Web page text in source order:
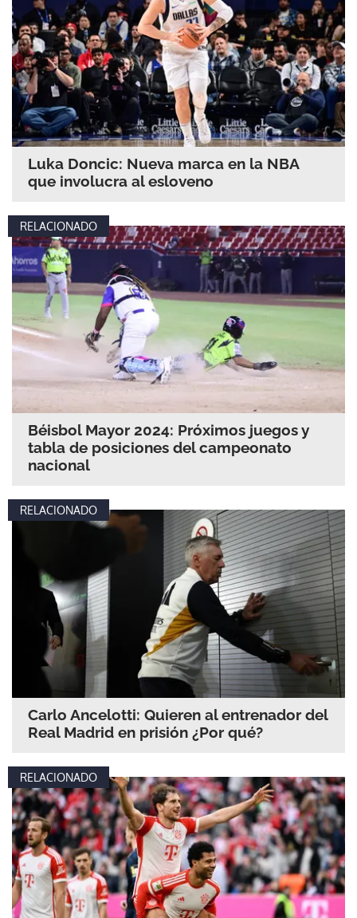
Gracias por suscribirte a nuestro boletín.
Luka Doncic: Nueva marca en la NBA
que involucra al esloveno
RELACIONADO
Béisbol Mayor 2024: Próximos juegos y
tabla de posiciones del campeonato
nacional
RELACIONADO
Carlo Ancelotti: Quieren al entrenador del
Real Madrid en prisión ¿Por qué?
RELACIONADO